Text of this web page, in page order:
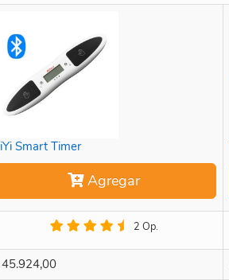
Smart Timer
Agregar
2 Op.
45.924,00